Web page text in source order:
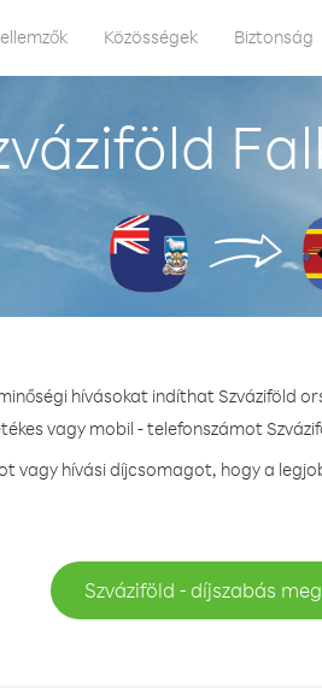
Közösségek Biztonság
hívásokat indíthat Szváziföld
vagy mobil - telefonszámot
vagy hívási díjcsomagot, hogy a
Szváziföld - díjszabás